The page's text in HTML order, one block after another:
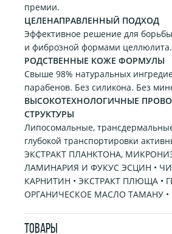
премии.
ЦЕЛЕНАПРАВЛЕННЫЙ ПОДХОД
Эффективное решение для
и фиброзной формами целлюлита.
РОДСТВЕННЫЕ КОЖЕ ФОРМУЛЫ
Свыше 98% натуральных
парабенов. Без силикона. Без
ВЫСОКОТЕХНОЛОГИЧНЫЕ
СТРУКТУРЫ
Липосомальные,
глубокой транспортировки
ЭКСТРАКТ ПЛАНКТОНА,
ЛАМИНАРИЯ И ФУКУС ЭСЦИН •
КАРНИТИН • ЭКСТРАКТ ПЛЮЩА •
ОРГАНИЧЕСКОЕ МАСЛО ТАМАНУ
ТОВАРЫ